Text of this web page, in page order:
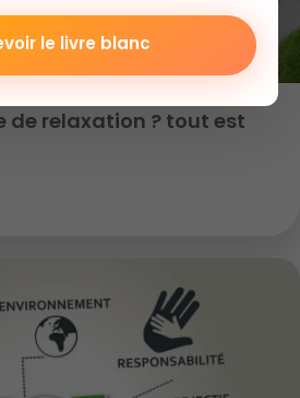
de relaxation ? tout est
le livre blanc